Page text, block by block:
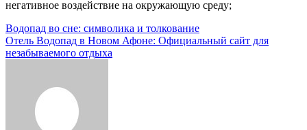
негативное воздействие на окружающую среду;
Навигация
по
Водопад во сне: символика и толкование
Отель Водопад в Новом Афоне: Официальный сайт для
незабываемого отдыха